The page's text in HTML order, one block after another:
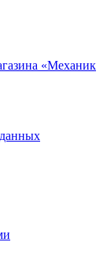
«Механик